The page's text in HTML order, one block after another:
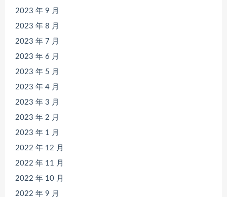
2023 年 9 月
2023 年 8 月
2023 年 7 月
2023 年 6 月
2023 年 5 月
2023 年 4 月
2023 年 3 月
2023 年 2 月
2023 年 1 月
2022 年 12 月
2022 年 11 月
2022 年 10 月
2022 年 9 月